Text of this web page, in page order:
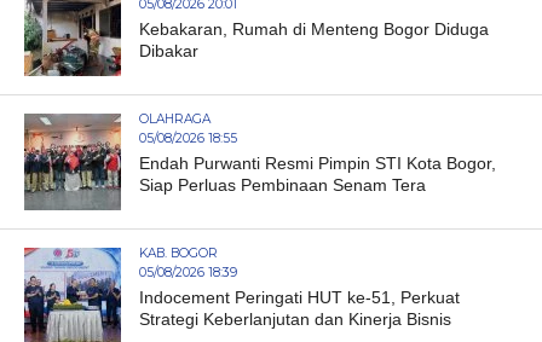
05/08/2026 20:01
Kebakaran, Rumah di Menteng Bogor Diduga
Dibakar
OLAHRAGA
05/08/2026 18:55
Endah Purwanti Resmi Pimpin STI Kota Bogor,
Siap Perluas Pembinaan Senam Tera
KAB. BOGOR
05/08/2026 18:39
Indocement Peringati HUT ke-51, Perkuat
Strategi Keberlanjutan dan Kinerja Bisnis